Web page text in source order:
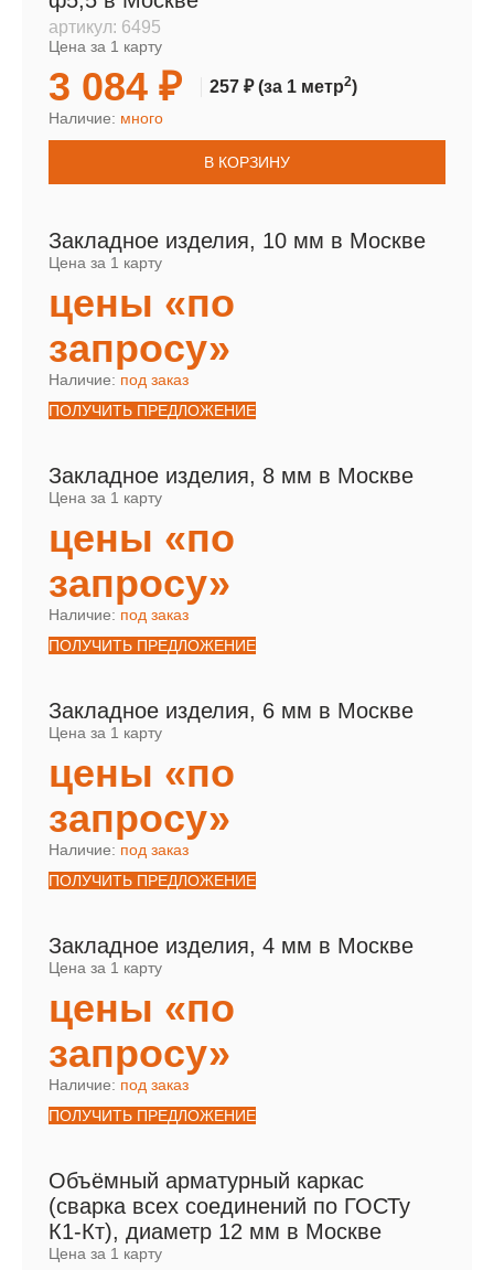
артикул: 6495
Цена за 1 карту
3 084 ₽ 257 ₽(за 1 метр2)
Наличие: много
В КОРЗИНУ
Закладное изделия, 10 мм в Москве
Цена за 1 карту
цены «по
запросу»
Наличие: под заказ
ПОЛУЧИТЬ ПРЕДЛОЖЕНИЕ
Закладное изделия, 8 мм в Москве
Цена за 1 карту
цены «по
запросу»
Наличие: под заказ
ПОЛУЧИТЬ ПРЕДЛОЖЕНИЕ
Закладное изделия, 6 мм в Москве
Цена за 1 карту
цены «по
запросу»
Наличие: под заказ
ПОЛУЧИТЬ ПРЕДЛОЖЕНИЕ
Закладное изделия, 4 мм в Москве
Цена за 1 карту
цены «по
запросу»
Наличие: под заказ
ПОЛУЧИТЬ ПРЕДЛОЖЕНИЕ
Объёмный арматурный каркас
(сварка всех соединений по ГОСТу
К1-Кт), диаметр 12 мм в Москве
Цена за 1 карту